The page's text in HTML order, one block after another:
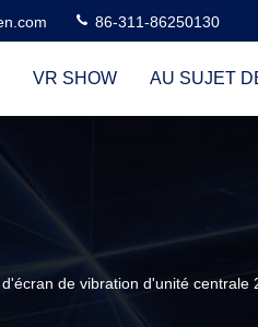
86-311-86250130
VR SHOW AU SUJET
de vibration d'unité